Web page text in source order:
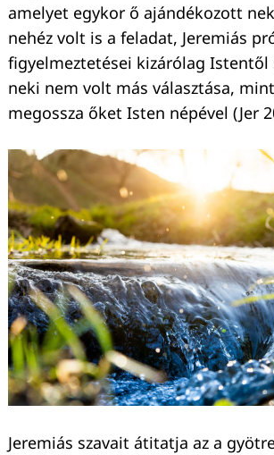
amelyet egykor ő ajándékozott
nehéz volt is a feladat, Jeremiás
figyelmeztetései kizárólag Istentől
neki nem volt más választása,
megossza őket Isten népével (Jer
Jeremiás szavait átitatja az a